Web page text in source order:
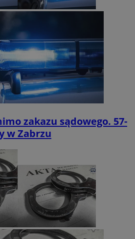
zakazu sądowego. 57-
w Zabrzu